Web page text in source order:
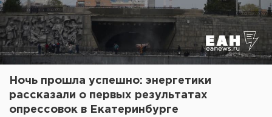
Ночь прошла успешно: энергетики
рассказали о первых результатах
опрессовок в Екатеринбурге